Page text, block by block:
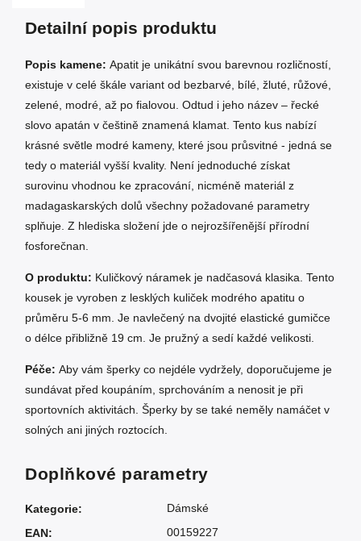
Detailní popis produktu
Popis kamene: Apatit je unikátní svou barevnou rozličností,
existuje v celé škále variant od bezbarvé, bílé, žluté, růžové,
zelené, modré, až po fialovou. Odtud i jeho název – řecké
slovo apatán v češtině znamená klamat. Tento kus nabízí
krásné světle modré kameny, které jsou průsvitné - jedná se
tedy o materiál vyšší kvality. Není jednoduché získat
surovinu vhodnou ke zpracování, nicméně materiál z
madagaskarských dolů všechny požadované parametry
splňuje. Z hlediska složení jde o nejrozšířenější přírodní
fosforečnan.
O produktu: Kuličkový náramek je nadčasová klasika. Tento
kousek je vyroben z lesklých kuliček modrého apatitu o
průměru 5-6 mm. Je navlečený na dvojité elastické gumičce
o délce přibližně 19 cm. Je pružný a sedí každé velikosti.
Péče: Aby vám šperky co nejdéle vydržely, doporučujeme je
sundávat před koupáním, sprchováním a nenosit je při
sportovních aktivitách. Šperky by se také neměly namáčet v
solných ani jiných roztocích.
Doplňkové parametry
Kategorie:
Dámské
EAN:
00159227